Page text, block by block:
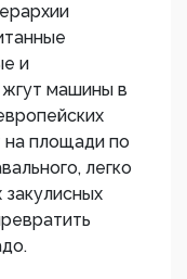
и
машины в
на площади по
легко